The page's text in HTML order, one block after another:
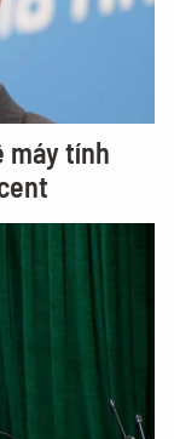
máy tính